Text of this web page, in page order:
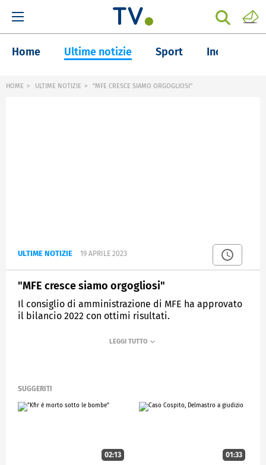
Home Ultime notizie Sport Inchieste
HOME ULTIME NOTIZIE "MFE CRESCE SIAMO ORGOGLIOSI"
ULTIME NOTIZIE 19 APRILE 2023
"MFE cresce siamo orgogliosi"
Il consiglio di amministrazione di MFE ha approvato
il bilancio 2022 con ottimi risultati.
STUDIOAPERTO
SUGGERITI
02:13 01:33